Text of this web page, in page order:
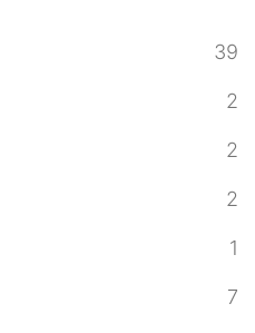
39
2
2
2
1
7